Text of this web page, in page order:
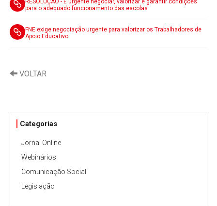
RESOLUÇÃO - É urgente negociar, valorizar e garantir condições
para o adequado funcionamento das escolas
FNE exige negociação urgente para valorizar os Trabalhadores de
Apoio Educativo
VOLTAR
Categorias
Jornal Online
Webinários
Comunicação Social
Legislação